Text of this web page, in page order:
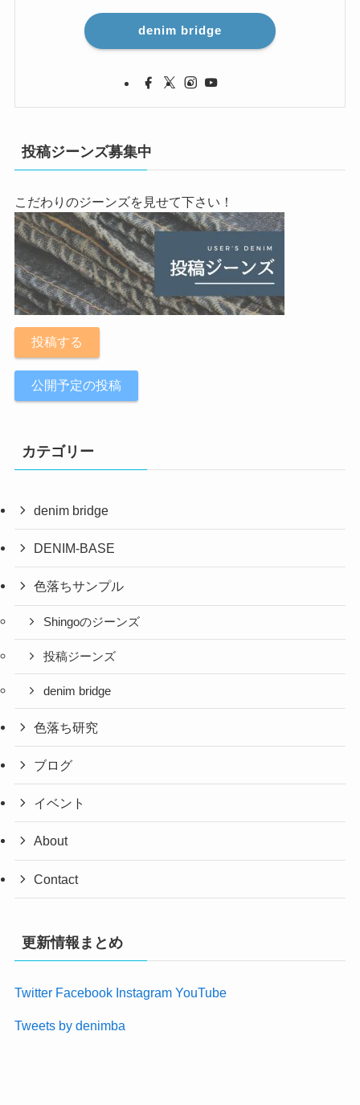
denim bridge
投稿ジーンズ募集中
こだわりのジーンズを見せて下さい！
投稿する
公開予定の投稿
カテゴリー
denim bridge
DENIM-BASE
色落ちサンプル
Shingoのジーンズ
投稿ジーンズ
denim bridge
色落ち研究
ブログ
イベント
About
Contact
更新情報まとめ
Twitter Facebook Instagram YouTube
Tweets by denimba